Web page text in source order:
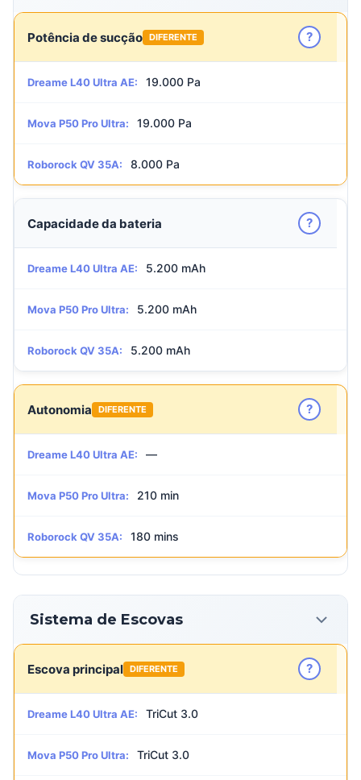
Potência de sucção DIFERENTE ?
Dreame L40 Ultra AE: 19.000 Pa
Mova P50 Pro Ultra: 19.000 Pa
Roborock QV 35A: 8.000 Pa
Capacidade da bateria ?
Dreame L40 Ultra AE: 5.200 mAh
Mova P50 Pro Ultra: 5.200 mAh
Roborock QV 35A: 5.200 mAh
Autonomia DIFERENTE ?
Dreame L40 Ultra AE: —
Mova P50 Pro Ultra: 210 min
Roborock QV 35A: 180 mins
Sistema de Escovas
Escova principal DIFERENTE ?
Dreame L40 Ultra AE: TriCut 3.0
Mova P50 Pro Ultra: TriCut 3.0